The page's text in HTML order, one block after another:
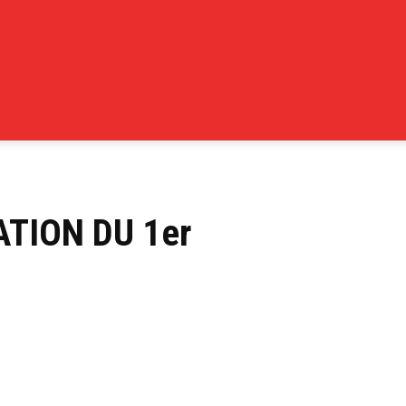
DU 1er